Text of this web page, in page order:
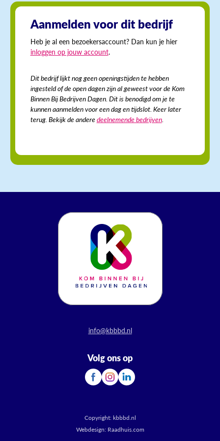
Aanmelden voor dit bedrijf
Heb je al een bezoekersaccount? Dan kun je hier
inloggen op jouw account.
Dit bedrijf lijkt nog geen openingstijden te hebben
ingesteld of de open dagen zijn al geweest voor de Kom
Binnen Bij Bedrijven Dagen. Dit is benodigd om je te
kunnen aanmelden voor een dag en tijdslot. Keer later
terug. Bekijk de anderedeelnemende bedrijven.
info@kbbbd.nl
Volg ons op
Copyright:kbbbd.nl
Webdesign: Raadhuis.com